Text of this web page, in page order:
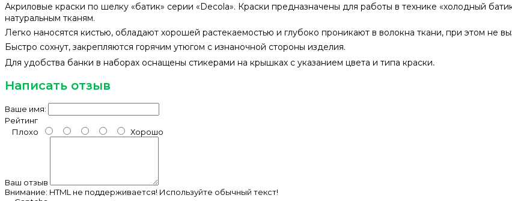
Акриловые краски по шелку «батик» серии «Decola». Краски предназначены для работы в технике «холодный
натуральным тканям.
Легко наносятся кистью, обладают хорошей растекаемостью и глубоко проникают в волокна ткани, при этом не
Быстро сохнут, закрепляются горячим утюгом с изнаночной стороны изделия.
Для удобства банки в наборах оснащены стикерами на крышках с указанием цвета и типа краски.
Написать отзыв
Ваше имя:
Рейтинг
Плохо
Хорошо
Ваш отзыв
Внимание: HTML не поддерживается! Используйте обычный текст!